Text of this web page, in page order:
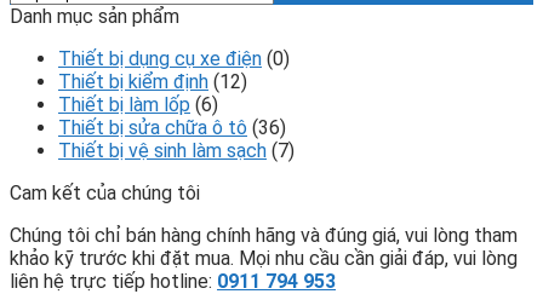
Danh mục sản phẩm
Thiết bị dụng cụ xe điện (0)
Thiết bị kiểm định (12)
Thiết bị làm lốp (6)
Thiết bị sửa chữa ô tô (36)
Thiết bị vệ sinh làm sạch (7)
Cam kết của chúng tôi
Chúng tôi chỉ bán hàng chính hãng và đúng giá, vui lòng tham
khảo kỹ trước khi đặt mua. Mọi nhu cầu cần giải đáp, vui lòng
liên hệ trực tiếp hotline: 0911 794 953